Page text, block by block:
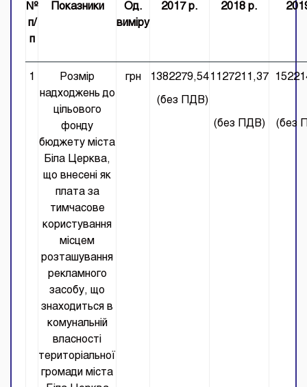
№
п/
п
Показники
Од.
виміру
2017 р. 2018 р.
1
Розмір
надходжень до
цільового
фонду
бюджету міста
Біла Церква,
що внесені як
плата за
тимчасове
користування
місцем
розташування
рекламного
засобу, що
знаходиться в
комунальній
власності
територіальної
громади міста
грн 1382279,54
(без ПДВ)
1127211,37
(без ПДВ) (без